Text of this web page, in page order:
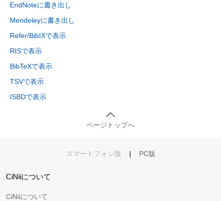
EndNoteに書き出し
Mendeleyに書き出し
Refer/BibIXで表示
RISで表示
BibTeXで表示
TSVで表示
ISBDで表示
ページトップへ
スマートフォン版 | PC版
CiNiiについて
CiNiiについて